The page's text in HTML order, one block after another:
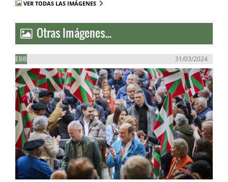
VER TODAS LAS IMÁGENES
Otras Imágenes...
EBB 31/03/2024